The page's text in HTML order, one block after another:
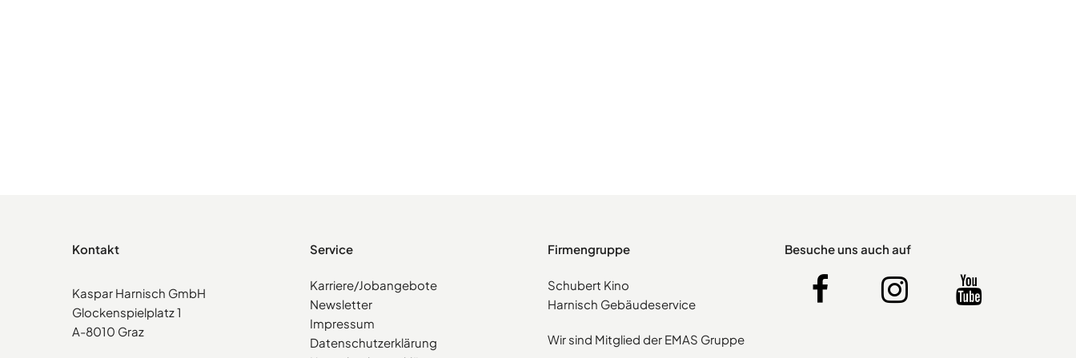
Kontakt
Kaspar Harnisch GmbH
Glockenspielplatz 1
A-8010 Graz
Service
Karriere/Jobangebote
Newsletter
Impressum
Datenschutzerklärung
Firmengruppe
Schubert Kino
Harnisch Gebäudeservice
Wir sind Mitglied der EMAS Gruppe
Besuche uns auch auf